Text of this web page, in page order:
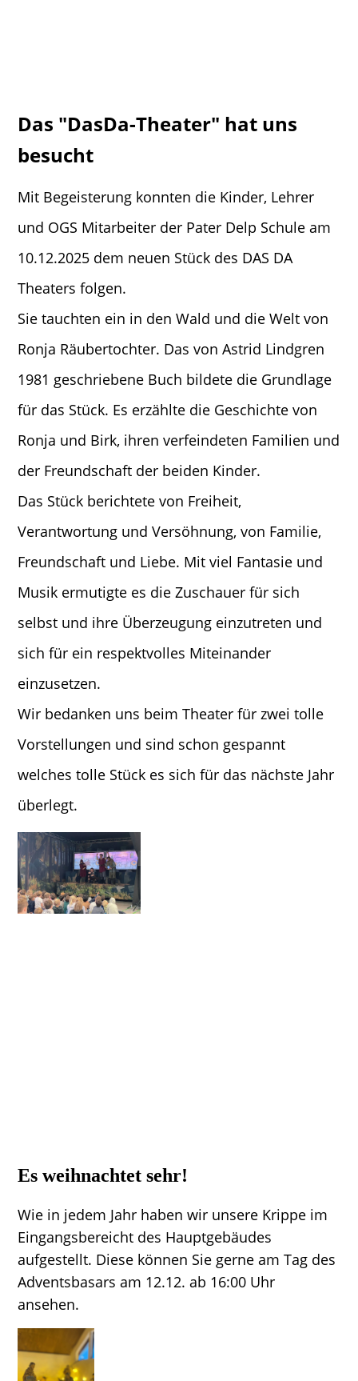
Das "DasDa-Theater" hat uns
besucht
Mit Begeisterung konnten die Kinder, Lehrer
und OGS Mitarbeiter der Pater Delp Schule am
10.12.2025 dem neuen Stück des DAS DA
Theaters folgen.
Sie tauchten ein in den Wald und die Welt von
Ronja Räubertochter. Das von Astrid Lindgren
1981 geschriebene Buch bildete die Grundlage
für das Stück. Es erzählte die Geschichte von
Ronja und Birk, ihren verfeindeten Familien und
der Freundschaft der beiden Kinder.
Das Stück berichtete von Freiheit,
Verantwortung und Versöhnung, von Familie,
Freundschaft und Liebe. Mit viel Fantasie und
Musik ermutigte es die Zuschauer für sich
selbst und ihre Überzeugung einzutreten und
sich für ein respektvolles Miteinander
einzusetzen.
Wir bedanken uns beim Theater für zwei tolle
Vorstellungen und sind schon gespannt
welches tolle Stück es sich für das nächste Jahr
überlegt.
Es weihnachtet sehr!
Wie in jedem Jahr haben wir unsere Krippe im
Eingangsbereicht des Hauptgebäudes
aufgestellt. Diese können Sie gerne am Tag des
Adventsbasars am 12.12. ab 16:00 Uhr
ansehen.